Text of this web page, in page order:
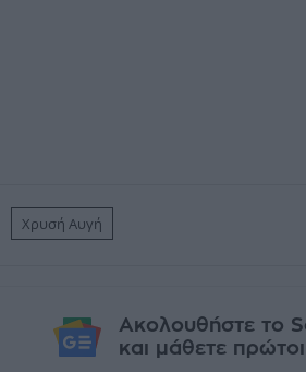
Χρυσή Αυγή
Ακολουθήστε το
και μάθετε πρώτοι